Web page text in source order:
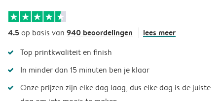
4.5op basis van 940 beoordelingen lees meer
Top printkwaliteit en finish
In minder dan 15 minuten ben je klaar
Onze prijzen zijn elke dag laag, dus elke dag is de juiste